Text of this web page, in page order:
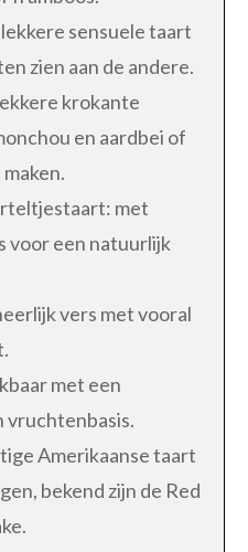
sensuele taart
zien aan de andere.
krokante
en aardbei of
met
voor een natuurlijk
vers met vooral
met een
vruchtenbasis.
Amerikaanse taart
bekend zijn de Red